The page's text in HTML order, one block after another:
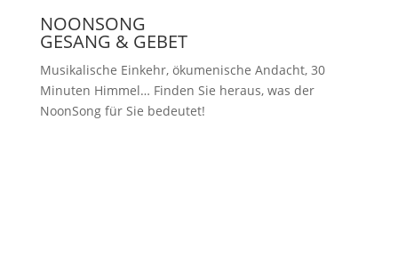
NOONSONG
GESANG & GEBET
Musikalische Einkehr, ökumenische Andacht, 30
Minuten Himmel… Finden Sie heraus, was der
NoonSong für Sie bedeutet!